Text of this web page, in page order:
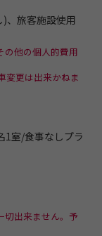
、旅客施設使用
他の個人的費用
変更は出来かねま
室/食事なしプラ
出来ません。予